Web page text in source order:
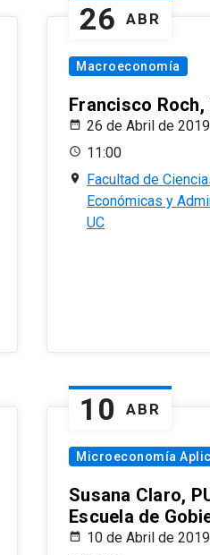
26 ABR
Macroeconomía
Francisco Roch,
26 de Abril de 2019
11:00
Facultad de
Económicas y
UC
10 ABR
Microeconomía
Susana Claro,
Escuela de
10 de Abril de 2019